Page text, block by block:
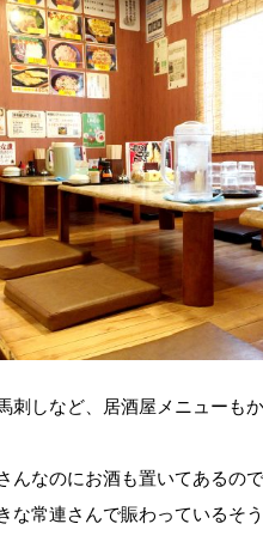
刺しなど、居酒屋メニューも
んなのにお酒も置いてあるので
な常連さんで賑わっているそう